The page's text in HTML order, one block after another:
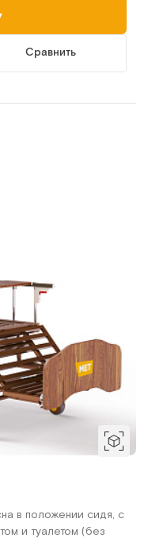
Сравнить
в положении сидя, с
и туалетом (без